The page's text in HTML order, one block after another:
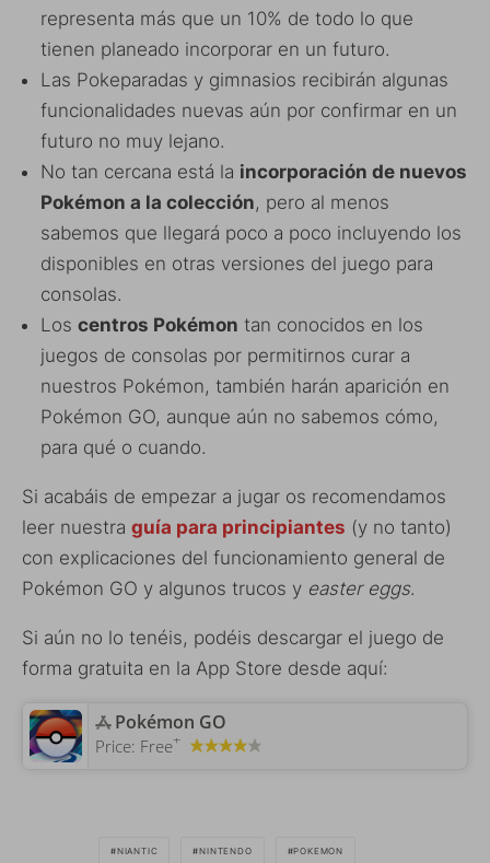
representa más que un 10% de todo lo que
tienen planeado incorporar en un futuro.
Las Pokeparadas y gimnasios recibirán algunas
funcionalidades nuevas aún por confirmar en un
futuro no muy lejano.
No tan cercana está la incorporación de nuevos
Pokémon a la colección, pero al menos
sabemos que llegará poco a poco incluyendo los
disponibles en otras versiones del juego para
consolas.
Los centros Pokémon tan conocidos en los
juegos de consolas por permitirnos curar a
nuestros Pokémon, también harán aparición en
Pokémon GO, aunque aún no sabemos cómo,
para qué o cuando.
Si acabáis de empezar a jugar os recomendamos
leer nuestra guía para principiantes (y no tanto)
con explicaciones del funcionamiento general de
Pokémon GO y algunos trucos y easter eggs.
Si aún no lo tenéis, podéis descargar el juego de
forma gratuita en la App Store desde aquí:
‎Pokémon GO
Price: Free+
NIANTIC NINTENDO POKEMON